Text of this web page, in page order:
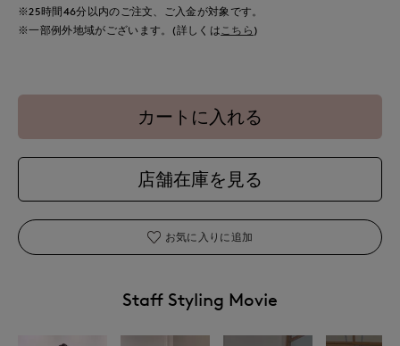
※25時間46分以内のご注文、ご入金が対象です。
※一部例外地域がございます。(詳しくはこちら )
カートに入れる
店舗在庫を見る
お気に入りに追加
Staff Styling Movie